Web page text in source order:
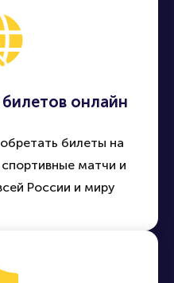
онлайн
билеты на
матчи и
России и миру